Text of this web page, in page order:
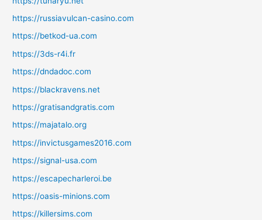
https://russiavulcan-casino.com
https://betkod-ua.com
https://3ds-r4i.fr
https://dndadoc.com
https://blackravens.net
https://gratisandgratis.com
https://majatalo.org
https://invictusgames2016.com
https://signal-usa.com
https://escapecharleroi.be
https://oasis-minions.com
https://killersims.com